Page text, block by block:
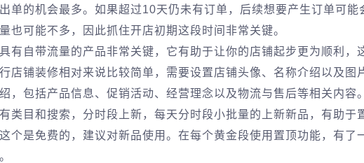
单的机会最多。如果超过10天仍未有订单，后续想要产生订单可能
也可能不多，因此抓住开店初期这段时间非常关键。
有自带流量的产品非常关键，它有助于让你的店铺起步更为顺利，
店铺装修相对来说比较简单，需要设置店铺头像、名称介绍以及图
，包括产品信息、促销活动、经营理念以及物流与售后等相关内容。
类目和搜索，分时段上新，每天分时段小批量的上新新品，有助于
个是免费的，建议对新品使用。在每个黄金段使用置顶功能，有了